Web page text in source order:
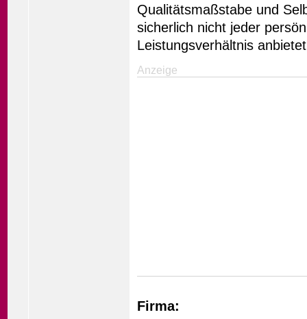
Qualitätsmaßstabe und
sicherlich nicht jeder
Leistungsverhältnis
Anzeige
Firma: